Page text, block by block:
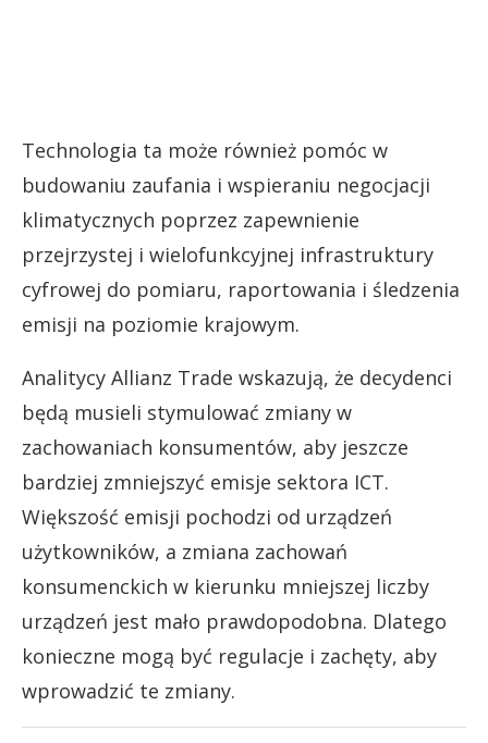
Technologia ta może również pomóc w
budowaniu zaufania i wspieraniu negocjacji
klimatycznych poprzez zapewnienie
przejrzystej i wielofunkcyjnej infrastruktury
cyfrowej do pomiaru, raportowania i śledzenia
emisji na poziomie krajowym.
Analitycy Allianz Trade wskazują, że decydenci
będą musieli stymulować zmiany w
zachowaniach konsumentów, aby jeszcze
bardziej zmniejszyć emisje sektora ICT.
Większość emisji pochodzi od urządzeń
użytkowników, a zmiana zachowań
konsumenckich w kierunku mniejszej liczby
urządzeń jest mało prawdopodobna. Dlatego
konieczne mogą być regulacje i zachęty, aby
wprowadzić te zmiany.